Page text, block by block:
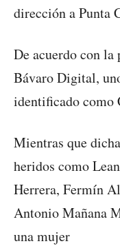
dirección a Punta
De acuerdo con la
Bávaro Digital,
identificado como
Mientras que
heridos como
Herrera, Fermín
Antonio Mañana
una mujer